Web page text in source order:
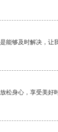
能够及时解决，让
松身心，享受美好时